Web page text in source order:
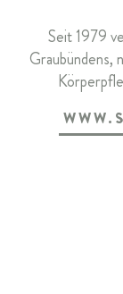
Seit 1979
Graubündens,